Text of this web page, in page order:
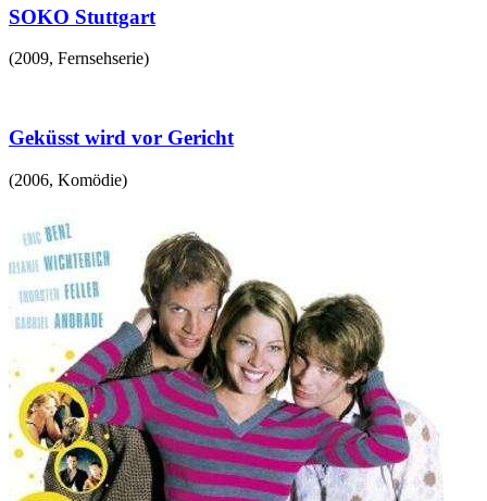
SOKO Stuttgart
(2009, Fernsehserie)
Geküsst wird vor Gericht
(2006, Komödie)